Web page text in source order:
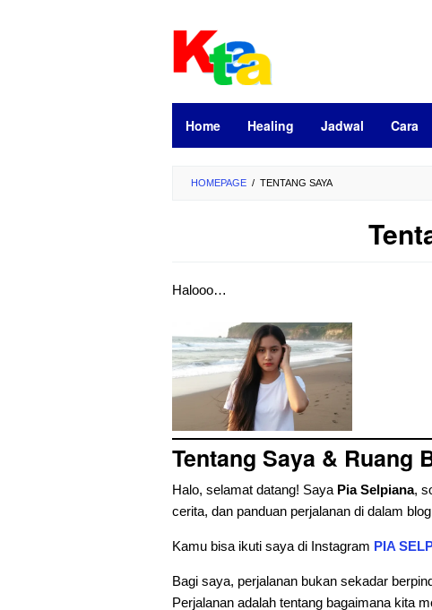
Home Healing Jadwal Cara
HOMEPAGE / TENTANG SAYA
Halooo…
Tentang Saya & Ruang
Halo, selamat datang! Saya Pia Selpiana,
cerita, dan panduan perjalanan di dalam
Kamu bisa ikuti saya di Instagram PIA
Bagi saya, perjalanan bukan sekadar
Perjalanan adalah tentang bagaimana kita